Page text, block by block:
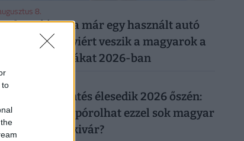
to
8.
a kutyáért ma már egy használt autó
is elkérik: ennyiért veszik a magyarok a
fajtákat 2026-ban
7.
rezsicsökkentés élesedik 2026 őszén:
tízezreket spórolhat ezzel sok magyar
aki most kivár?